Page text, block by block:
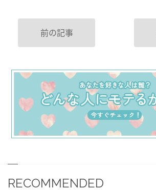
前の記事
RECOMMENDED